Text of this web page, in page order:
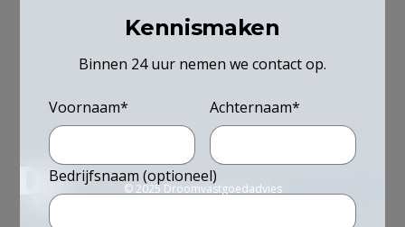
Kom je er niet uit?+31 10 261 34 95
Kennismaken
Binnen 24 uur nemen we contact op.
Voornaam* Achternaam*
Bedrijfsnaam (optioneel)
© 2025 Droomvastgoedadvies